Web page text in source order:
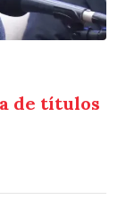
de títulos